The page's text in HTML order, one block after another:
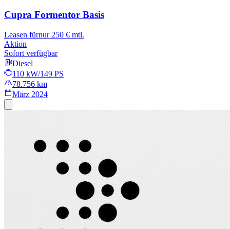
Cupra Formentor Basis
Leasen fürnur 250 € mtl.
Aktion
Sofort verfügbar
Diesel
110 kW/149 PS
78.756 km
März 2024